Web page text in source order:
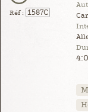
Réf : 1587C